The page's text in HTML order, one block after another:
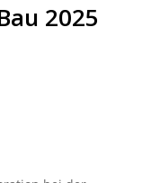
2025